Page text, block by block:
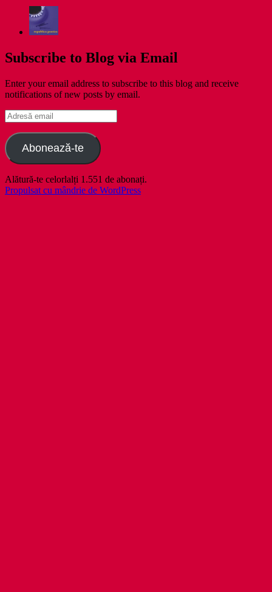
Subscribe to Blog via Email
Enter your email address to subscribe to this blog and receive
notifications of new posts by email.
Adresă
email
Abonează-te
Alătură-te celorlalți 1.551 de abonați.
Propulsat cu mândrie de WordPress